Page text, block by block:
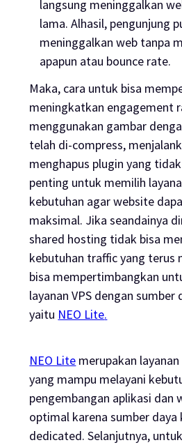
langsung meninggalkan
lama. Alhasil, pengunjung
meninggalkan web tanpa
apapun atau bounce rate.
Maka, cara untuk bisa
meningkatkan engagement
menggunakan gambar
telah di-compress,
menghapus plugin yang
penting untuk memilih
kebutuhan agar website
maksimal. Jika seandainya
shared hosting tidak bisa
kebutuhan trafficyang terus
bisa mempertimbangkan
layanan VPS dengan sumber
yaitu NEO Lite.
NEO Lite merupakan
yang mampu melayani
pengembangan aplikasi dan
optimal karena sumber
dedicated. Selanjutnya,